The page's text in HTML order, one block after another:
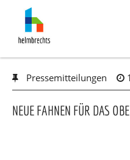
main
content
Pressemitteilungen
NEUE FAHNEN FÜR DAS